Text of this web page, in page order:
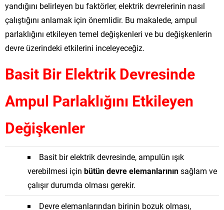
yandığını belirleyen bu faktörler, elektrik devrelerinin nasıl
çalıştığını anlamak için önemlidir. Bu makalede, ampul
parlaklığını etkileyen temel değişkenleri ve bu değişkenlerin
devre üzerindeki etkilerini inceleyeceğiz.
Basit Bir Elektrik Devresinde
Ampul Parlaklığını Etkileyen
Değişkenler
Basit bir elektrik devresinde, ampulün ışık
verebilmesi için bütün devre elemanlarınınsağlam ve
çalışır durumda olması gerekir.
Devre elemanlarından birinin bozuk olması,